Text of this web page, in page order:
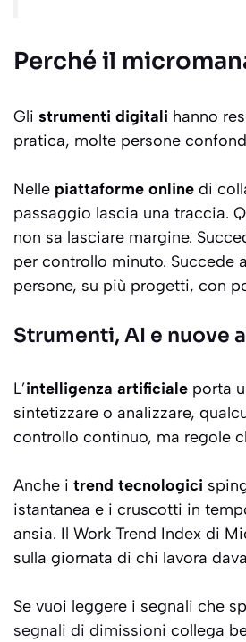
Perché il
Gli strumenti digitali hanno
pratica, molte persone
Nelle piattaforme online di
passaggio lascia una traccia.
non sa lasciare margine.
per controllo minuto. Succede
persone, su più progetti, con
Strumenti, AI e nuove
L’intelligenza artificiale porta
sintetizzare o analizzare,
controllo continuo, ma regole
Anche i trend tecnologici
istantanea e i cruscotti in
ansia. Il Work Trend Index di
sulla giornata di chi lavora
Se vuoi leggere i segnali che
segnali di dimissioni collega